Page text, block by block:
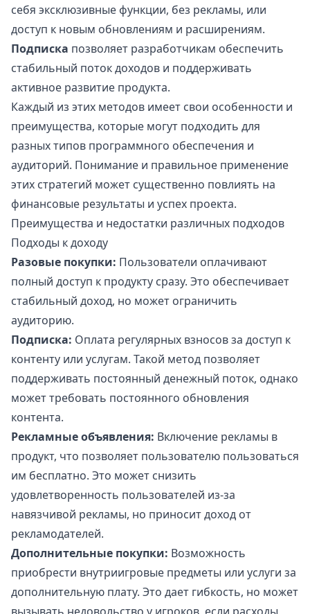
себя эксклюзивные функции, без рекламы, или
доступ к новым обновлениям и расширениям.
Подписка позволяет разработчикам обеспечить
стабильный поток доходов и поддерживать
активное развитие продукта.
Каждый из этих методов имеет свои особенности и
преимущества, которые могут подходить для
разных типов программного обеспечения и
аудиторий. Понимание и правильное применение
этих стратегий может существенно повлиять на
финансовые результаты и успех проекта.
Преимущества и недостатки различных подходов
Подходы к доходу
Разовые покупки: Пользователи оплачивают
полный доступ к продукту сразу. Это обеспечивает
стабильный доход, но может ограничить
аудиторию.
Подписка: Оплата регулярных взносов за доступ к
контенту или услугам. Такой метод позволяет
поддерживать постоянный денежный поток, однако
может требовать постоянного обновления
контента.
Рекламные объявления: Включение рекламы в
продукт, что позволяет пользователю пользоваться
им бесплатно. Это может снизить
удовлетворенность пользователей из-за
навязчивой рекламы, но приносит доход от
рекламодателей.
Дополнительные покупки: Возможность
приобрести внутриигровые предметы или услуги за
дополнительную плату. Это дает гибкость, но может